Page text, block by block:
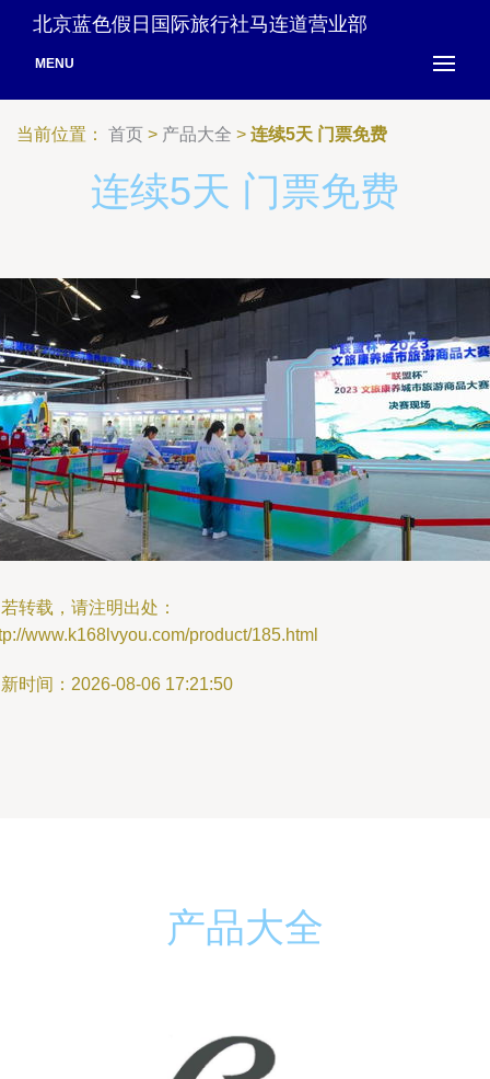
北京蓝色假日国际旅行社马连道营业部
MENU
当前位置： 首页 > 产品大全 > 连续5天 门票免费
连续5天 门票免费
转载，请注明出处：
www.k168lvyou.com/product/185.html
时间：2026-08-06 17:21:50
产品大全